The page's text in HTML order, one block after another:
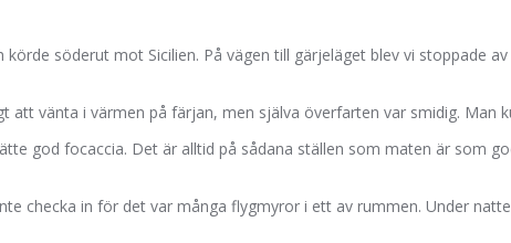
söderut mot Sicilien. På vägen till gärjeläget blev vi stoppade
att vänta i värmen på färjan, men själva överfarten var smidig. Man
god focaccia. Det är alltid på sådana ställen som maten är som
checka in för det var många flygmyror i ett av rummen. Under